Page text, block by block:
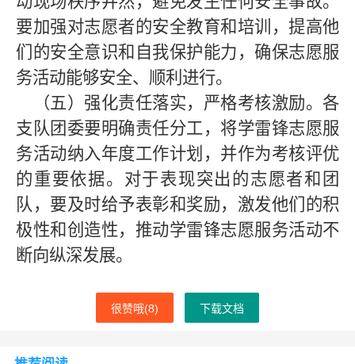
要加强对志愿者的安全教育和培训，提高他
们的安全意识和自我保护能力，确保志愿服
务活动能够安全、顺利进行。
（五）强化责任落实，严格考核激励。各
支队团委要明确责任分工，将学雷锋志愿服
务活动纳入年度工作计划，并作为考核评优
的重要依据。对于表现突出的志愿者和团
队，要及时给予表彰和奖励，激发他们的积
极性和创造性，推动学雷锋志愿服务活动不
断向纵深发展。
很赞哦(8) 下载文档